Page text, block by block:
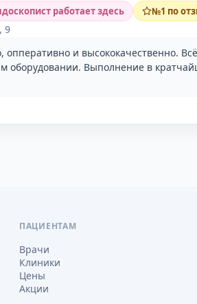
работает здесь №1 по
9
опперативно и высококачественно.
оборудовании. Выполнение в
ПАЦИЕНТАМ
Врачи
Клиники
Цены
Акции